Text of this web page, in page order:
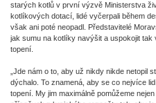
starých kotlů v první výzvě Ministerstva
kotlíkových dotací, lidé vyčerpali během
však ani poté neopadl. Představitelé
jak sumu na kotlíky navýšit a uspokojit
topení.
„Jde nám o to, aby už nikdy nikde netopil
dýchalo. To znamená, aby se co nejvíce
topení. My jim maximálně pomůžeme